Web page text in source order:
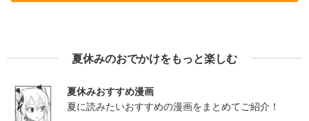
夏休みのおでかけをもっと楽しむ
夏休みおすすめ漫画
夏に読みたいおすすめの漫画をまとめてご紹介！